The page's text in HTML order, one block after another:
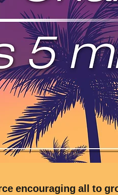
encouraging all to